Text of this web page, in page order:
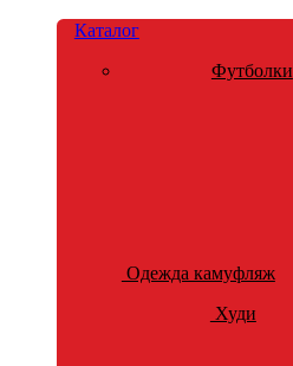
Каталог
Футболки
Одежда камуфляж
Худи